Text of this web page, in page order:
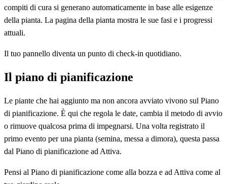
compiti di cura si generano automaticamente in base alle esigenze
della pianta. La pagina della pianta mostra le sue fasi e i progressi
attuali.
Il tuo pannello diventa un punto di check-in quotidiano.
Il piano di pianificazione
Le piante che hai aggiunto ma non ancora avviato vivono sul Piano
di pianificazione. È qui che regola le date, cambia il metodo di avvio
o rimuove qualcosa prima di impegnarsi. Una volta registrato il
primo evento per una pianta (semina, messa a dimora), questa passa
dal Piano di pianificazione ad Attiva.
Pensi al Piano di pianificazione come alla bozza e ad Attiva come al